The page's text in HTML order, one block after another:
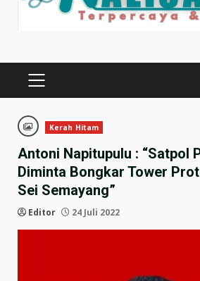
PRIMARY
Kerah Hitam
Antoni Napitupulu : “Satpol
Diminta Bongkar Tower
Sei Semayang”
Editor 24 Juli 2022